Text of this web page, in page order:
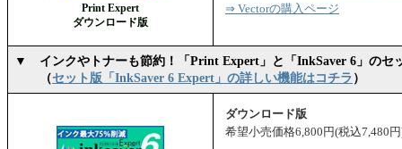
Print Expert
ダウンロード版
⇒ Vectorの購入ページ
▼ インクやトナーも節約！「Print Expert」と「InkSaver 6」の
（セット版「InkSaver 6 Expert」の詳しい機能はコチラ ）
ダウンロード版
希望小売価格6,800円(税込7,480